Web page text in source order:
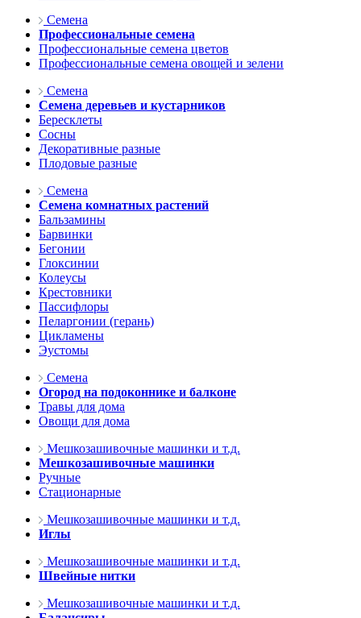
Семена
Профессиональные семена
Профессиональные семена цветов
Профессиональные семена овощей и зелени
Семена
Семена деревьев и кустарников
Бересклеты
Сосны
Декоративные разные
Плодовые разные
Семена
Семена комнатных растений
Бальзамины
Барвинки
Бегонии
Глоксинии
Колеусы
Крестовники
Пассифлоры
Пеларгонии (герань)
Цикламены
Эустомы
Семена
Огород на подоконнике и балконе
Травы для дома
Овощи для дома
Мешкозашивочные машинки и т.д.
Мешкозашивочные машинки
Ручные
Стационарные
Мешкозашивочные машинки и т.д.
Иглы
Мешкозашивочные машинки и т.д.
Швейные нитки
Мешкозашивочные машинки и т.д.